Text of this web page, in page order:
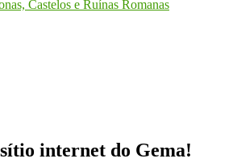
Castelos e Ruínas Romanas
internet do Gema!